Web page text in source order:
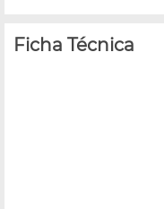
Ficha Técnica